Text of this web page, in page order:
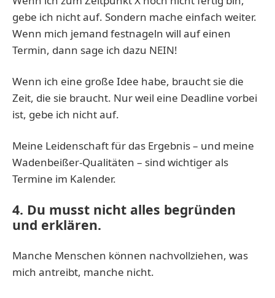
gebe ich nicht auf. Sondern mache einfach weiter.
Wenn mich jemand festnageln will auf einen
Termin, dann sage ich dazu NEIN!
Wenn ich eine große Idee habe, braucht sie die
Zeit, die sie braucht. Nur weil eine Deadline vorbei
ist, gebe ich nicht auf.
Meine Leidenschaft für das Ergebnis – und meine
Wadenbeißer-Qualitäten – sind wichtiger als
Termine im Kalender.
4. Du musst nicht alles begründen
und erklären.
Manche Menschen können nachvollziehen, was
mich antreibt, manche nicht.